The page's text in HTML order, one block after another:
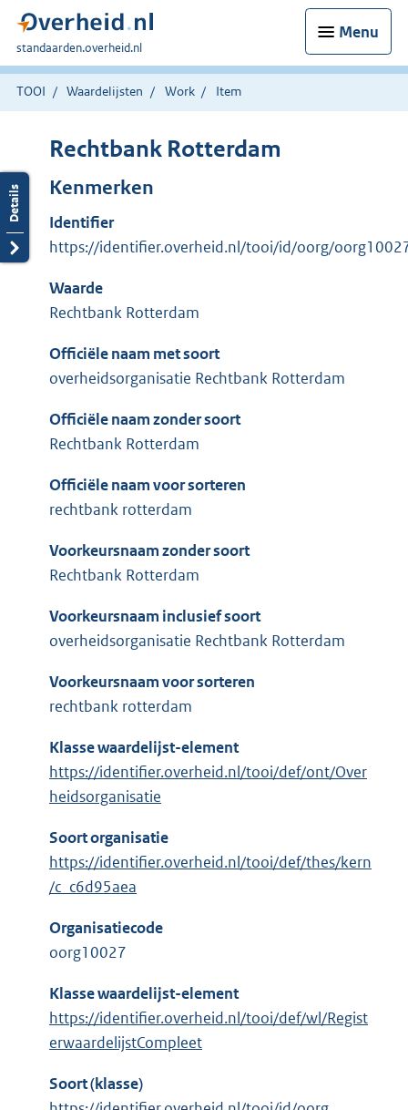
Menu
U
bent
hier:
standaarden.overheid.nl
TOOI Waardelijsten Work Item
Rechtbank Rotterdam
Kenmerken
Identifier
https://identifier.overheid.nl/tooi/id/oorg/
Waarde
Rechtbank Rotterdam
Officiële naam met soort
overheidsorganisatie Rechtbank Rotterdam
Officiële naam zonder soort
Rechtbank Rotterdam
Officiële naam voor sorteren
rechtbank rotterdam
Voorkeursnaam zonder soort
Rechtbank Rotterdam
Voorkeursnaam inclusief soort
overheidsorganisatie Rechtbank Rotterdam
Voorkeursnaam voor sorteren
rechtbank rotterdam
Klasse waardelijst-element
https://identifier.overheid.nl/tooi/def/ont/Over
heidsorganisatie
Soort organisatie
https://identifier.overheid.nl/tooi/def/thes/kern
/c_c6d95aea
Organisatiecode
oorg10027
Klasse waardelijst-element
https://identifier.overheid.nl/tooi/def/wl/Regist
erwaardelijstCompleet
Soort (klasse)